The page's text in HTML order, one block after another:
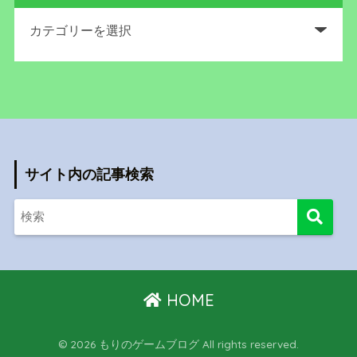
サイト内の記事検索
HOME
© 2026 もりのゲームブログ All rights reserved.